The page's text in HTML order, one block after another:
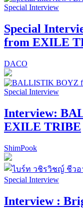
Special Interview
Special
from EXILE
DACO
Special Interview
Interview:
EXILE TRIBE
ShimPook
Special Interview
Interview :